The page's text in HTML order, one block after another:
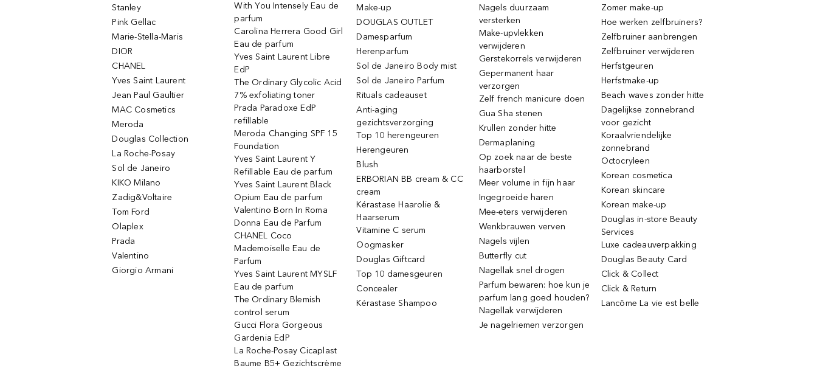
Stanley
Pink Gellac
Marie-Stella-Maris
DIOR
CHANEL
Yves Saint Laurent
Jean Paul Gaultier
MAC Cosmetics
Meroda
Douglas Collection
La Roche-Posay
Sol de Janeiro
KIKO Milano
Zadig&Voltaire
Tom Ford
Olaplex
Prada
Valentino
Giorgio Armani
With You Intensely Eau de
parfum
Carolina Herrera Good Girl
Eau de parfum
Yves Saint Laurent Libre
EdP
The Ordinary Glycolic Acid
7% exfoliating toner
Prada Paradoxe EdP
refillable
Meroda Changing SPF 15
Foundation
Yves Saint Laurent Y
Refillable Eau de parfum
Yves Saint Laurent Black
Opium Eau de parfum
Valentino Born In Roma
Donna Eau de Parfum
CHANEL Coco
Mademoiselle Eau de
Parfum
Yves Saint Laurent MYSLF
Eau de parfum
The Ordinary Blemish
control serum
Gucci Flora Gorgeous
Gardenia EdP
La Roche-Posay Cicaplast
Baume B5+ Gezichtscrème
Make-up
DOUGLAS OUTLET
Damesparfum
Herenparfum
Sol de Janeiro Body mist
Sol de Janeiro Parfum
Rituals cadeauset
Anti-aging
gezichtsverzorging
Top 10 herengeuren
Herengeuren
Blush
ERBORIAN BB cream & CC
cream
Kérastase Haarolie &
Haarserum
Vitamine C serum
Oogmasker
Douglas Giftcard
Top 10 damesgeuren
Concealer
Kérastase Shampoo
Nagels duurzaam
versterken
Make-upvlekken
verwijderen
Gerstekorrels verwijderen
Gepermanent haar
verzorgen
Zelf french manicure doen
Gua Sha stenen
Krullen zonder hitte
Dermaplaning
Op zoek naar de beste
haarborstel
Meer volume in fijn haar
Ingegroeide haren
Mee-eters verwijderen
Wenkbrauwen verven
Nagels vijlen
Butterfly cut
Nagellak snel drogen
Parfum bewaren: hoe kun je
parfum lang goed houden?
Nagellak verwijderen
Je nagelriemen verzorgen
Zomer make-up
Hoe werken zelfbruiners?
Zelfbruiner aanbrengen
Zelfbruiner verwijderen
Herfstgeuren
Herfstmake-up
Beach waves zonder hitte
Dagelijkse zonnebrand
voor gezicht
Koraalvriendelijke
zonnebrand
Octocryleen
Korean cosmetica
Korean skincare
Korean make-up
Douglas in-store Beauty
Services
Luxe cadeauverpakking
Douglas Beauty Card
Click & Collect
Click & Return
Lancôme La vie est belle